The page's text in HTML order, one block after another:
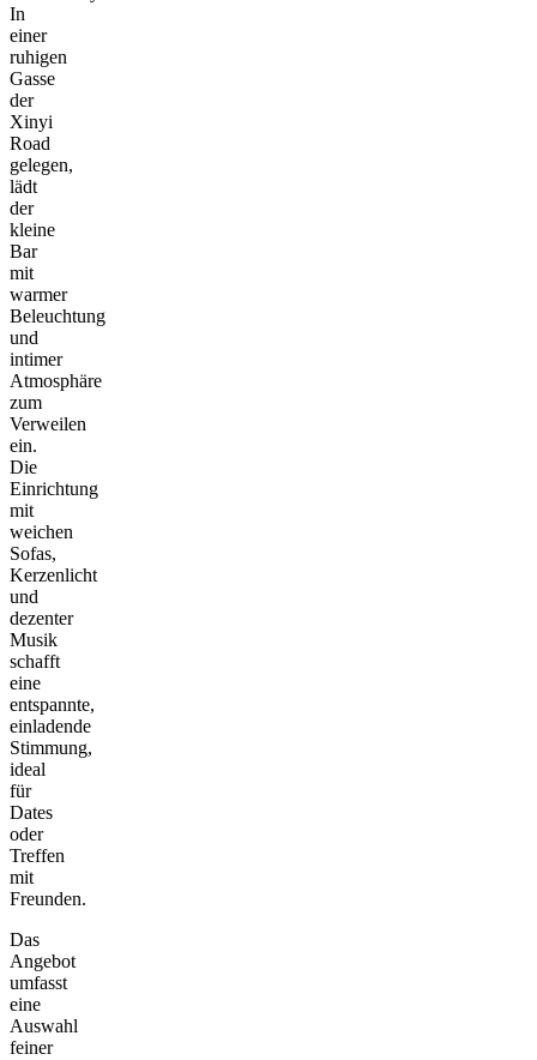
In
einer
ruhigen
Gasse
der
Xinyi
Road
gelegen,
lädt
der
kleine
Bar
mit
warmer
Beleuchtung
und
intimer
Atmosphäre
zum
Verweilen
ein.
Die
Einrichtung
mit
weichen
Sofas,
Kerzenlicht
und
dezenter
Musik
schafft
eine
entspannte,
einladende
Stimmung,
ideal
für
Dates
oder
Treffen
mit
Freunden.
Das
Angebot
umfasst
eine
Auswahl
feiner